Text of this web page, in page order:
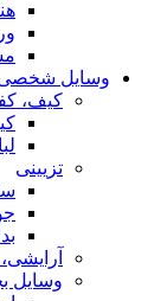
ورزشی
مشاوره
شخصی
کیف، کفش و
کیف/کفش/
جواهرات
بدلیجات
آرایشی،
وسایل بچه و